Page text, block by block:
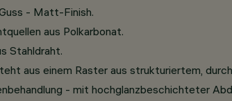
- Matt-Finish.
aus Polkarbonat.
Stahldraht.
aus einem Raster aus strukturiertem,
- mit hochglanzbeschichteter